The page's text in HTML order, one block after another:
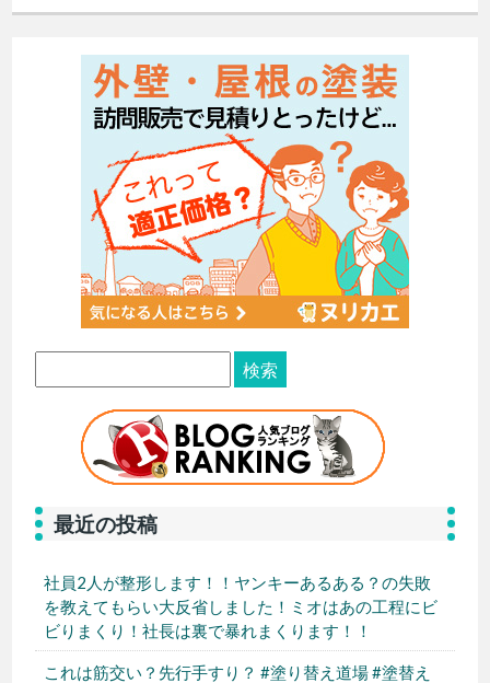
最近の投稿
社員2人が整形します！！ヤンキーあるある？の失敗
を教えてもらい大反省しました！ミオはあの工程にビ
ビりまくり！社長は裏で暴れまくります！！
これは筋交い？先行手すり？ #塗り替え道場 #塗替え